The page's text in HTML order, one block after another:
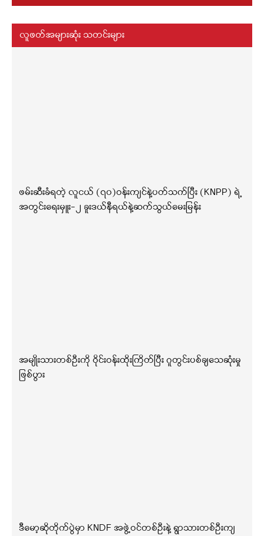
လူဖတ်အများဆုံး သတင်းများ
ဖမ်းဆီးခံရတဲ့ လူငယ် (၇၀)ဝန်းကျင်နဲ့ပတ်သက်ပြီး (KNPP) ရဲ့
အတွင်းရေးမှူး-၂ ခူးဒယ်နီရယ်နဲ့ဆက်သွယ်မေးမြန်း
အမျိုးသားတစ်ဦးကို ဝိုင်းဝန်းထိုးကြိတ်ပြီး ဂူတွင်းပစ်ချသေဆုံးမှု
ဖြစ်ပွား
ဒီမော့ဆိုတိုက်ပွဲမှာ KNDF အဖွဲ့ဝင်တစ်ဦးနဲ့ ရွာသားတစ်ဦးကျ